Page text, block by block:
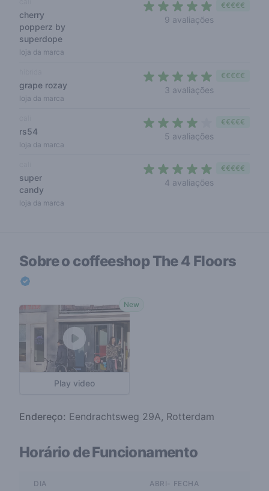
cherry
popperz by
superdope
loja da marca
9 avaliações
€€€€€
grape rozay
loja da marca
3 avaliações
€€€€€
rs54
loja da marca
5 avaliações
€€€€€
super
candy
loja da marca
4 avaliações
€€€€€
Sobre o coffeeshopThe 4 Floors
Play video
New
Endereço: Eendrachtsweg 29A, Rotterdam
Horário de Funcionamento
DIA ABRI- FECHA